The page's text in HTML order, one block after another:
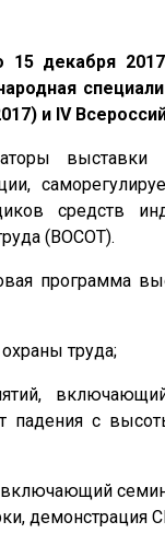
15 декабря
и IV
средств
(ВОСОТ).
программа
труда;
с
демонстрация